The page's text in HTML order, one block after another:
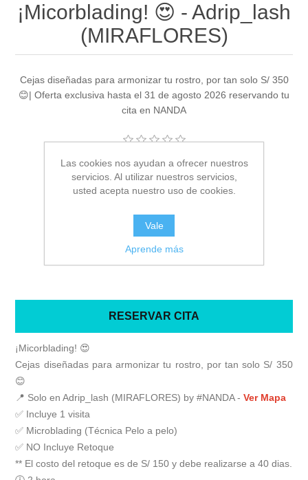
¡Micorblading! 😍 - Adrip_lash
(MIRAFLORES)
Cejas diseñadas para armonizar tu rostro, por tan solo S/ 350
😊| Oferta exclusiva hasta el 31 de agosto 2026 reservando tu
cita en NANDA
Sea el primero en revisar este producto
Fabricante: Miraflores - Lima
Precio antiguo: S/550.00
Precio: S/350.00
RESERVAR CITA
¡Micorblading! 😍
Cejas diseñadas para armonizar tu rostro, por tan solo S/ 350
😊
📍 Solo en Adrip_lash (MIRAFLORES) by #NANDA -Ver Mapa
✅ Incluye 1 visita
✅ Microblading (Técnica Pelo a pelo)
✅ NO Incluye Retoque
** El costo del retoque es de S/ 150 y debe realizarse a 40 dias.
Las cookies nos ayudan a ofrecer nuestros
servicios. Al utilizar nuestros servicios,
usted acepta nuestro uso de cookies.
Vale
Aprende más